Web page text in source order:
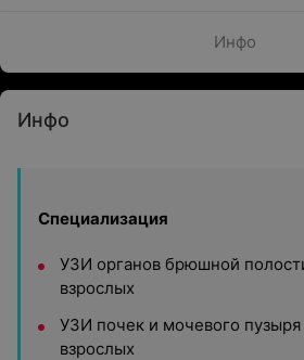
Инфо
Инфо
Специализация
УЗИ органов брюшной
взрослых
УЗИ почек и мочевого пузыря
взрослых